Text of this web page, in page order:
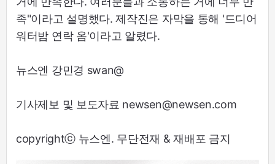
족"이라고 설명했다. 제작진은 자막을 통해 '드디어
워터밤 연락 옴'이라고 알렸다.
뉴스엔 강민경 swan@
기사제보 및 보도자료 newsen@newsen.com
copyrightⓒ 뉴스엔. 무단전재 & 재배포 금지